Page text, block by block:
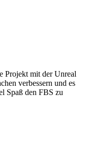
Projekt mit der Unreal
verbessern und es
Spaß den FBS zu